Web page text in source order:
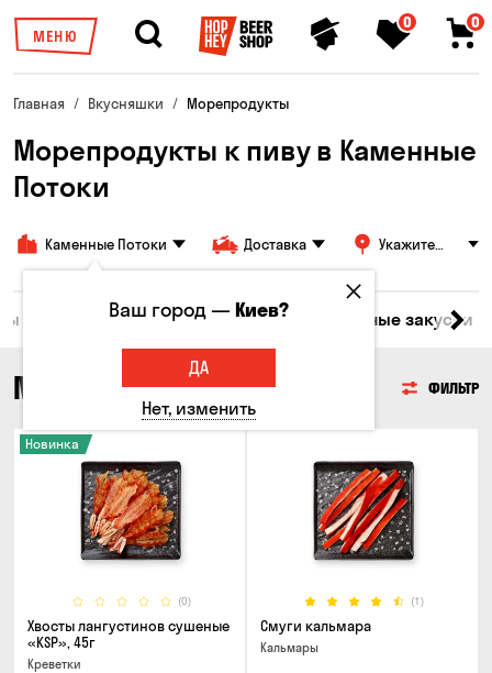
МЕНЮ
0 0
Главная Вкусняшки Морепродукты
Морепродукты к пиву в Каменные
Потоки
Каменные Потоки Доставка
Укажите
Рыба Морепродукты Сырные закуски
МОРЕПРОДУКТЫ ФИЛЬТР
(0)
Новинка
Хвосты лангустинов сушеные
«KSP», 45г
Креветки
(1)
Смуги кальмара
Кальмары
Ваш город —Киев?
ДА
Нет, изменить